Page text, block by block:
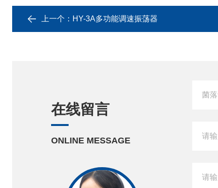
上一个： HY-3A多功能调速振荡器
在线留言
ONLINE MESSAGE